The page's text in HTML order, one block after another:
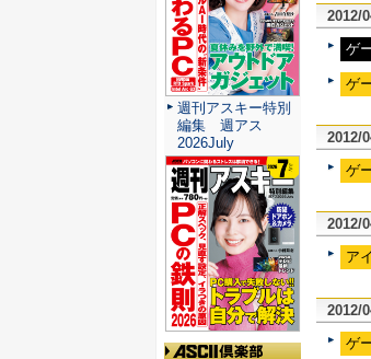
2012/
ゲ
ゲ
2012/
ゲ
2012/
ア
2012/
ゲ
週刊アスキー特別
編集 週アス
2026July